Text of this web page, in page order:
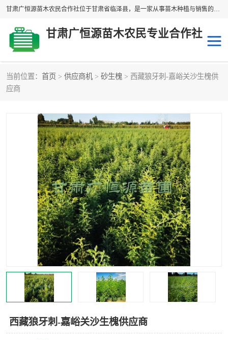
甘肃广恒源苗木农民合作社位于甘肃省临泽县，是一家从事苗木种植与销售的农民合作组织，合作社拥有苗木基地1500多亩，种植苗木品种40多个，年产各类苗木2000多万株。主营：白刺苗、红柳苗、梭梭苗等，我们以“种植一流的苗子，诚信经营”的经营理念，竭诚为每一位客户做优质的服务，欢迎来电咨询！
甘肃广恒源苗木农民专业合作社
当前位置： 首页 > 供应商机 > 砂生槐 > 西藏狼牙刺-嘉峪关沙生槐供
应商
西藏狼牙刺-嘉峪关沙生槐供应商
新疆杨
圆冠榆 柠条
白刺苗
沙枣树 红柳苗
沙棘苗 柽柳苗
砂生槐 四翅滨藜